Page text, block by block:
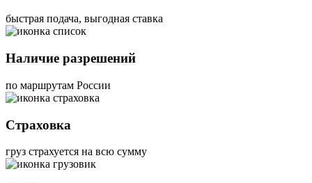
быстрая подача, выгодная ставка
Наличие разрешений
по маршрутам России
Страховка
груз страхуется на всю сумму